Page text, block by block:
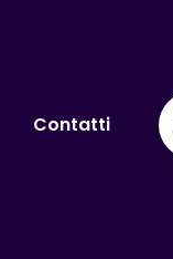
Contatti